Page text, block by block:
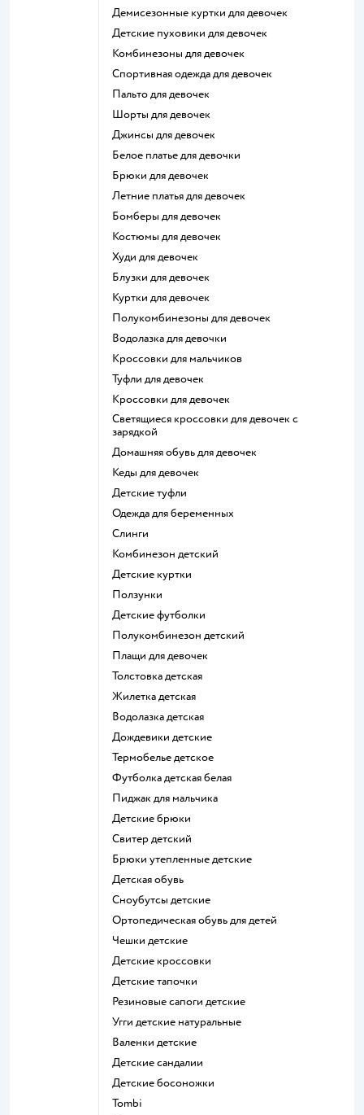
Демисезонные куртки для девочек
Детские пуховики для девочек
Комбинезоны для девочек
Спортивная одежда для девочек
Пальто для девочек
Шорты для девочек
Джинсы для девочек
Белое платье для девочки
Брюки для девочек
Летние платья для девочек
Бомберы для девочек
Костюмы для девочек
Худи для девочек
Блузки для девочек
Куртки для девочек
Полукомбинезоны для девочек
Водолазка для девочки
Кроссовки для мальчиков
Туфли для девочек
Кроссовки для девочек
Светящиеся кроссовки для девочек с
зарядкой
Домашняя обувь для девочек
Кеды для девочек
Детские туфли
Одежда для беременных
Слинги
Комбинезон детский
Детские куртки
Ползунки
Детские футболки
Полукомбинезон детский
Плащи для девочек
Толстовка детская
Жилетка детская
Водолазка детская
Дождевики детские
Термобелье детское
Футболка детская белая
Пиджак для мальчика
Детские брюки
Свитер детский
Брюки утепленные детские
Детская обувь
Сноубутсы детские
Ортопедическая обувь для детей
Чешки детские
Детские кроссовки
Детские тапочки
Резиновые сапоги детские
Угги детские натуральные
Валенки детские
Детские сандалии
Детские босоножки
Tombi